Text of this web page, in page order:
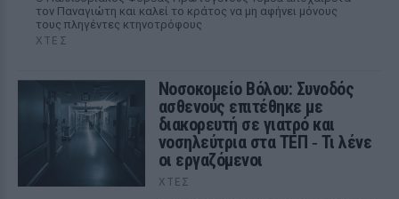
τον Παναγιώτη και καλεί το κράτος να μη αφήνει μόνους
τους πληγέντες κτηνοτρόφους
ΧΤΕΣ
Νοσοκομείο Βόλου: Συνοδός
ασθενούς επιτέθηκε με
διακορευτή σε γιατρό και
νοσηλεύτρια στα ΤΕΠ ‑ Τι λένε
οι εργαζόμενοι
ΧΤΕΣ